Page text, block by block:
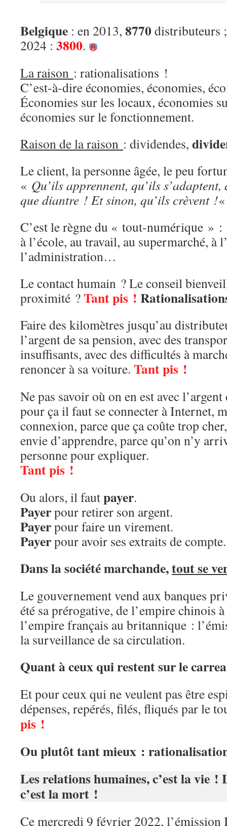
Belgique : en 2013, 8770 distributeurs
2024 : 3800.
La raison : rationalisations !
C’est-à-dire économies, économies,
Économies sur les locaux, économies
économies sur le fonctionnement.
Raison de la raison : dividendes,
Le client, la personne âgée, le peu
« Qu’ils apprennent, qu’ils
que diantre ! Et sinon, qu’ils crèvent !
C’est le règne du « tout-numérique » :
à l’école, au travail, au supermarché, à
l’administration…
Le contact humain ? Le conseil
proximité ?Tant pis !
Faire des kilomètres jusqu’au
l’argent de sa pension, avec des
insuffisants, avec des difficultés à
renoncer à sa voiture. Tant pis !
Ne pas savoir où on en est avec
pour ça il faut se connecter à Internet,
connexion, parce que ça coûte trop
envie d’apprendre, parce qu’on n’y
personne pour expliquer.
Tant pis !
Ou alors, il fautpayer.
Payerpour retirer son argent.
Payerpour faire un virement.
Payerpour avoir ses extraits de compte.
Dans la société marchande,tout se
Le gouvernement vend aux banques
été sa prérogative, de l’empire chinois
l’empire français au britannique :
la surveillance de sa circulation.
Quant à ceux qui restent sur le
Et pour ceux qui ne veulent pas être
dépenses, repérés, filés, fliqués par le
pis !
Ou plutôt tant mieux :
Les relations humaines, c’est la vie
c’est la mort !
Ce mercredi 9 février 2022, l’émission